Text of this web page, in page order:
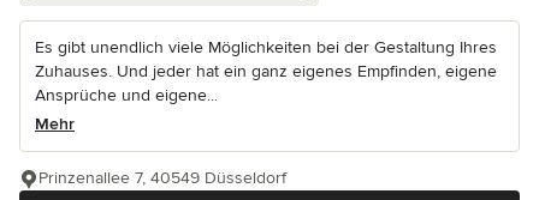
Es gibt unendlich viele Möglichkeiten bei der Gestaltung Ihres
Zuhauses. Und jeder hat ein ganz eigenes Empfinden, eigene
Ansprüche und eigene...
Mehr
Prinzenallee 7, 40549 Düsseldorf